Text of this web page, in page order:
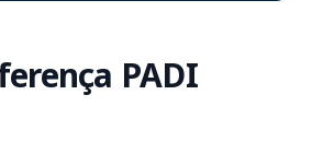
PADI